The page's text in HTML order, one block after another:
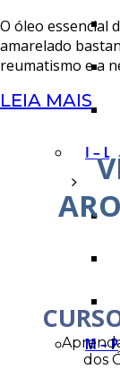
I – L
M – P
O óleo essencial
amarelado
reumatismo e a
LEIA MAIS
dos